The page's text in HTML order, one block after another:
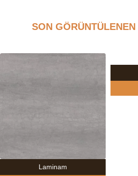
SON
Laminam